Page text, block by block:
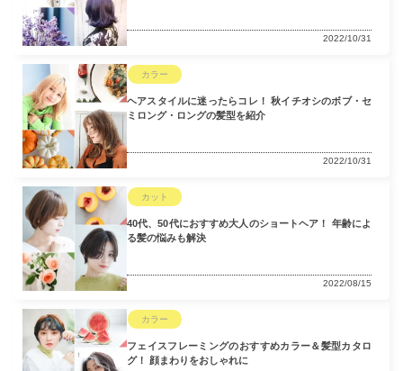
2022/10/31
カラー
ヘアスタイルに迷ったらコレ！ 秋イチオシのボブ・セ
ミロング・ロングの髪型を紹介
2022/10/31
カット
40代、50代におすすめ大人のショートヘア！ 年齢によ
る髪の悩みも解決
2022/08/15
カラー
フェイスフレーミングのおすすめカラー＆髪型カタロ
グ！ 顔まわりをおしゃれに